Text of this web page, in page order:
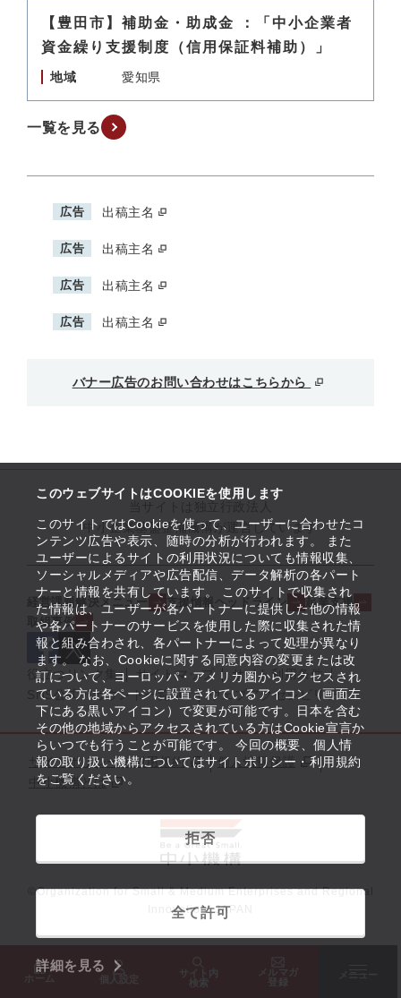
このウェブサイトはCOOKIEを使用します
このサイトではCookieを使って、ユーザーに合わせたコ
ンテンツ広告や表示、随時の分析が行われます。 また
ユーザーによるサイトの利用状況についても情報収集、
ソーシャルメディアや広告配信、データ解析の各パート
ナーと情報を共有しています。 このサイトで収集され
た情報は、ユーザーが各パートナーに提供した他の情報
や各パートナーのサービスを使用した際に収集された情
報と組み合わされ、各パートナーによって処理が異なり
ます。 なお、Cookieに関する同意内容の変更または改
訂について、ヨーロッパ・アメリカ圏からアクセスされ
ている方は各ページに設置されているアイコン（画面左
下にある黒いアイコン）で変更が可能です。日本を含む
その他の地域からアクセスされている方はCookie宣言か
らいつでも行うことが可能です。 今回の概要、個人情
報の取り扱い機構についてはサイトポリシー・利用規約
をご覧ください。
拒否
全て許可
詳細を見る
ホーム 個人設定
サイト内
検索
メルマガ
登録
【豊田市】補助金・助成金 ：「中小企業者
資金繰り支援制度（信用保証料補助）」
地域 愛知県
一覧を見る
広告 出稿主名
広告 出稿主名
広告 出稿主名
広告 出稿主名
バナー広告のお問い合わせはこちらから
中小企業基盤整備機構が運営しています
経営課題解決メニュー 支援情報ヘッドライン
起業支援
取組事例
役立つリンク集 サイトマップ
サイト利用条件
SNS公式アカウント一覧
ウェブアクセシビリティ
サイトポリシー・利用規約
個人情報保護
中小機構とは
©Organization for Small & Medium Enterprises and Regional
Innovation, JAPAN